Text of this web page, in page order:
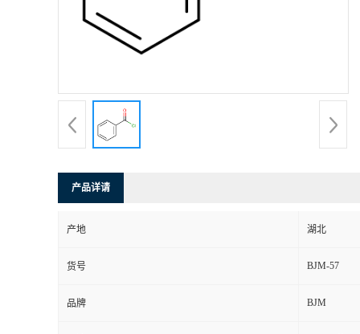
产品详请
产地 湖北
货号 BJM-57
品牌 BJM